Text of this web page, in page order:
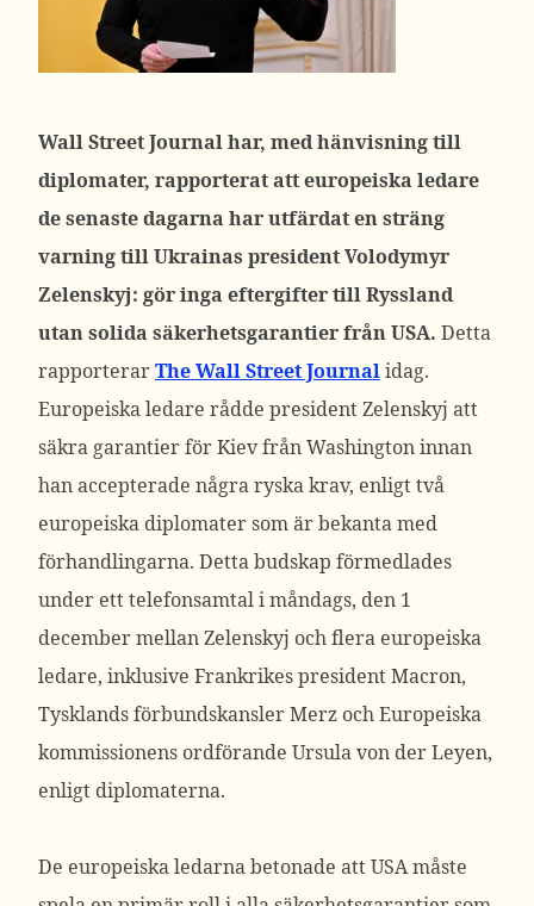
Wall Street Journal har, med hänvisning till
diplomater, rapporterat att europeiska ledare
de senaste dagarna har utfärdat en sträng
varning till Ukrainas president Volodymyr
Zelenskyj: gör inga eftergifter till Ryssland
utan solida säkerhetsgarantier från USA. Detta
rapporterarThe Wall Street Journalidag.
Europeiska ledare rådde president Zelenskyj att
säkra garantier för Kiev från Washington innan
han accepterade några ryska krav, enligt två
europeiska diplomater som är bekanta med
förhandlingarna. Detta budskap förmedlades
under ett telefonsamtal i måndags, den 1
december mellan Zelenskyj och flera europeiska
ledare, inklusive Frankrikes president Macron,
Tysklands förbundskansler Merz och Europeiska
kommissionens ordförande Ursula von der Leyen,
enligt diplomaterna.
De europeiska ledarna betonade att USA måste